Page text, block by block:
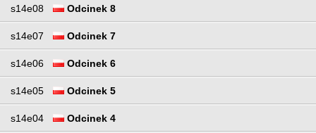
s14e08 Odcinek 8
s14e07 Odcinek 7
s14e06 Odcinek 6
s14e05 Odcinek 5
s14e04 Odcinek 4